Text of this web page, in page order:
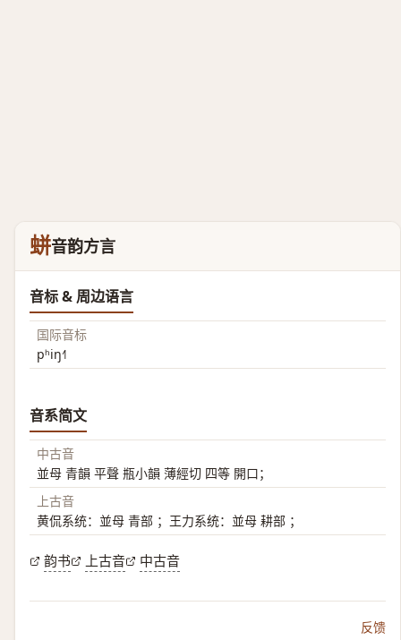
蛢音韵方言
音标 & 周边语言
国际音标
pʰiŋ˧˥
音系简文
中古音
並母 青韻 平聲 瓶小韻 薄經切 四等 開口；
上古音
黄侃系统：並母 青部 ；王力系统：並母 耕部 ；
韵书 上古音 中古音
反馈